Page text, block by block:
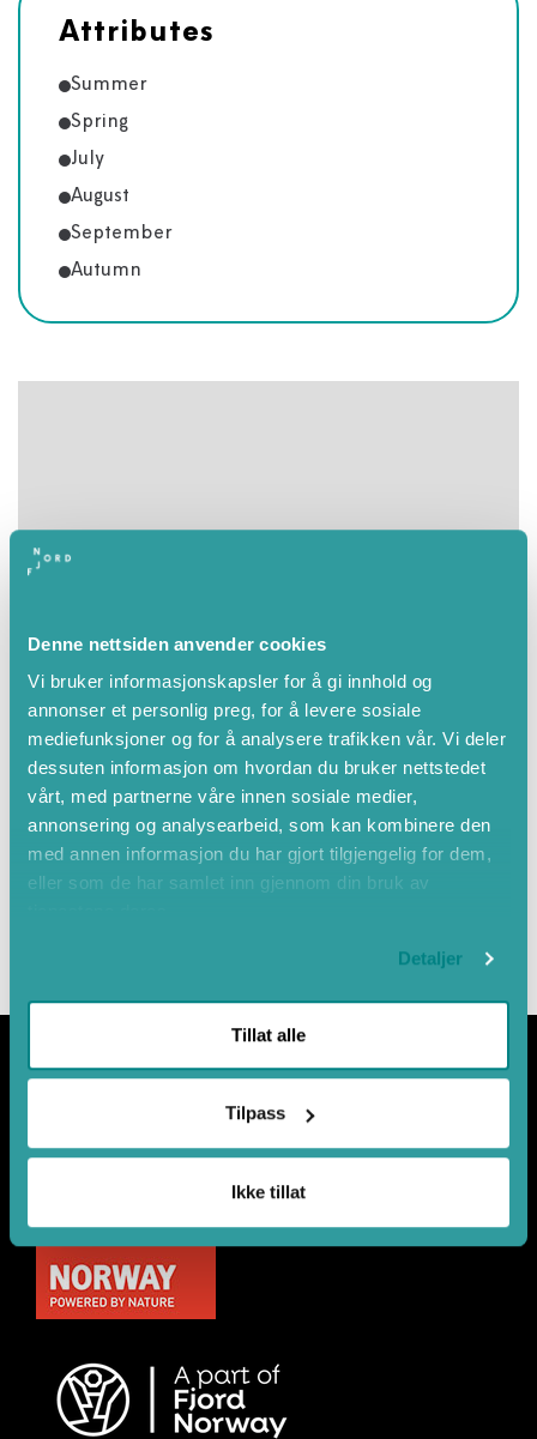
Denne nettsiden anvender cookies
Vi bruker informasjonskapsler for å gi innhold og
annonser et personlig preg, for å levere sosiale
mediefunksjoner og for å analysere trafikken vår. Vi deler
dessuten informasjon om hvordan du bruker nettstedet
vårt, med partnerne våre innen sosiale medier,
annonsering og analysearbeid, som kan kombinere den
med annen informasjon du har gjort tilgjengelig for dem,
eller som de har samlet inn gjennom din bruk av
Detaljer
Tillat alle
Tilpass
Ikke tillat
Attributes
Summer
Spring
July
August
September
Autumn
Leaflet|© OpenStreetMapcontributors